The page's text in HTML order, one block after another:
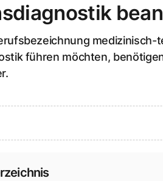
führen möchten,